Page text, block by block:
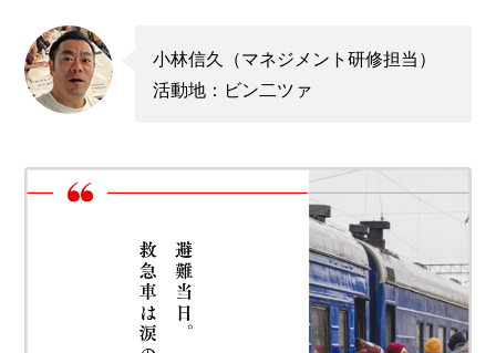
小林信久（マネジメント研修担当）
活動地：ビン二ツァ